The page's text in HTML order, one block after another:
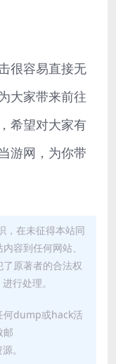
很容易直接无
大家带来前往
希望对大家有
游网，为你带
，在未征得本站同
容到任何网站、
原著者的合法权
行处理。
何dump或hack活
邮
。